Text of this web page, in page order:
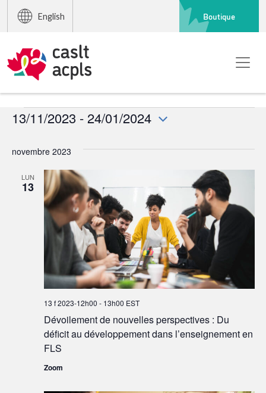
English Boutique
Événements
13/11/2023 - 24/01/2024
une
novembre 2023
LUN
13
Dévoilement de nouvelles perspectives : Du
déficit au développement dans l’enseignement en
FLS
13 f 2023-12h00 - 13h00 EST
Zoom